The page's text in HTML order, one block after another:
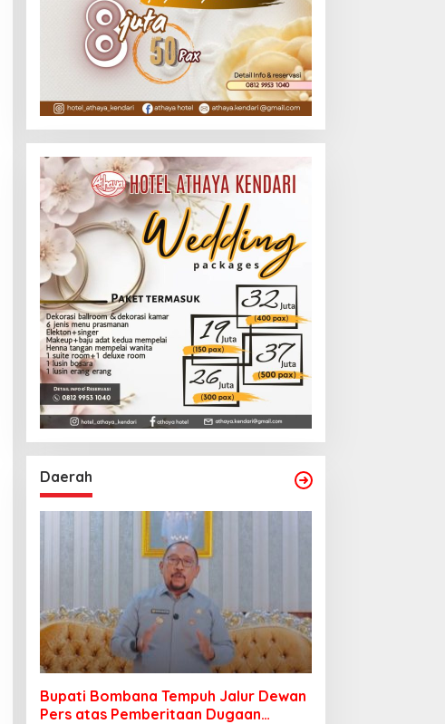
Daerah
Bupati Bombana Tempuh Jalur Dewan
Pers atas Pemberitaan Dugaan